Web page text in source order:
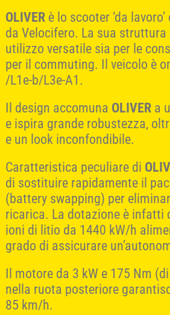
OLIVER è lo scooter ‘da
da Velocifero. La sua struttura
utilizzo versatile sia per le
per il commuting. Il veicolo è
/L1e-b/L3e-A1.
Il design accomuna OLIVER a
e ispira grande robustezza,
e un look inconfondibile.
Caratteristica peculiare di
di sostituire rapidamente il
(battery swapping) per
ricarica. La dotazione è infatti
ioni di litio da 1440 kW/h
grado di assicurare
Il motore da 3 kW e 175 Nm
nella ruota posteriore
85 km/h.